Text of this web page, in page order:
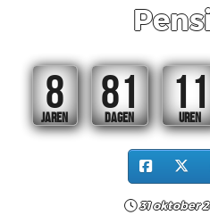
8
JAREN
81
DAGEN
11
UREN
31 oktober